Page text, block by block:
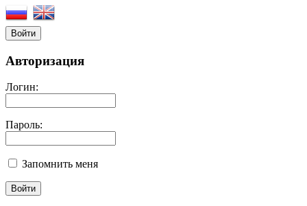
Войти
Авторизация
Логин:
Пароль:
Запомнить меня